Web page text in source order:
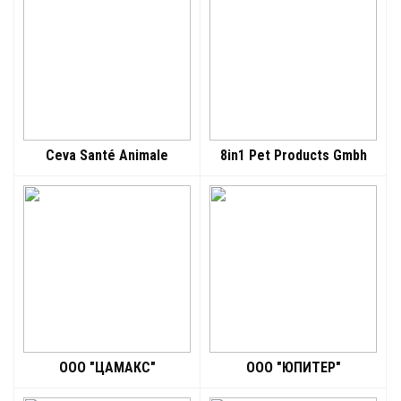
Ceva Santé Animale 8in1 Pet Products Gmbh
ООО "ЦАМАКС" ООО "ЮПИТЕР"